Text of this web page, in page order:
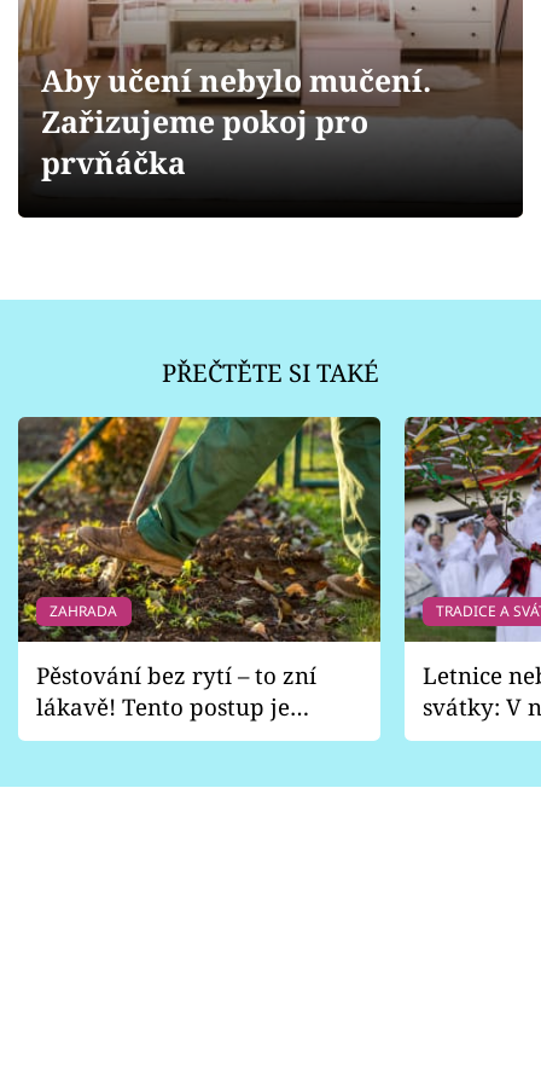
Přihlášení
Sledujte nás
Aby učení nebylo mučení.
Zařizujeme pokoj pro
prvňáčka
PŘEČTĚTE SI TAKÉ
ZAHRADA
Pěstování bez rytí – to zní
lákavě! Tento postup je
vhodný jen pro některé
TRADICE A
Letnice
svátky: V
pondělí